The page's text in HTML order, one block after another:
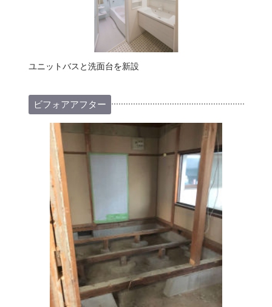
ユニットバスと洗面台を新設
ビフォアアフター